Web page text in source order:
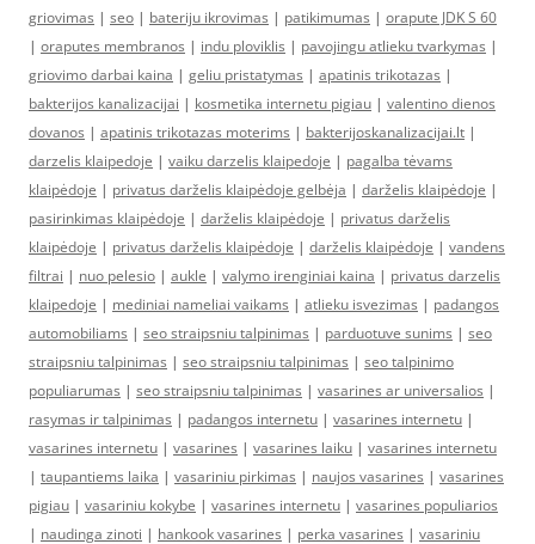
griovimas | seo | bateriju ikrovimas | patikimumas | orapute JDK S 60
| oraputes membranos | indu ploviklis | pavojingu atlieku tvarkymas |
griovimo darbai kaina | geliu pristatymas | apatinis trikotazas |
bakterijos kanalizacijai | kosmetika internetu pigiau | valentino dienos
dovanos | apatinis trikotazas moterims | bakterijoskanalizacijai.lt |
darzelis klaipedoje | vaiku darzelis klaipedoje | pagalba tėvams
klaipėdoje | privatus darželis klaipėdoje gelbėja | darželis klaipėdoje |
pasirinkimas klaipėdoje | darželis klaipėdoje | privatus darželis
klaipėdoje | privatus darželis klaipėdoje | darželis klaipėdoje | vandens
filtrai | nuo pelesio | aukle | valymo irenginiai kaina | privatus darzelis
klaipedoje | mediniai nameliai vaikams | atlieku isvezimas | padangos
automobiliams | seo straipsniu talpinimas | parduotuve sunims | seo
straipsniu talpinimas | seo straipsniu talpinimas | seo talpinimo
populiarumas | seo straipsniu talpinimas | vasarines ar universalios |
rasymas ir talpinimas | padangos internetu | vasarines internetu |
vasarines internetu | vasarines | vasarines laiku | vasarines internetu
| taupantiems laika | vasariniu pirkimas | naujos vasarines | vasarines
pigiau | vasariniu kokybe | vasarines internetu | vasarines populiarios
| naudinga zinoti | hankook vasarines | perka vasarines | vasariniu